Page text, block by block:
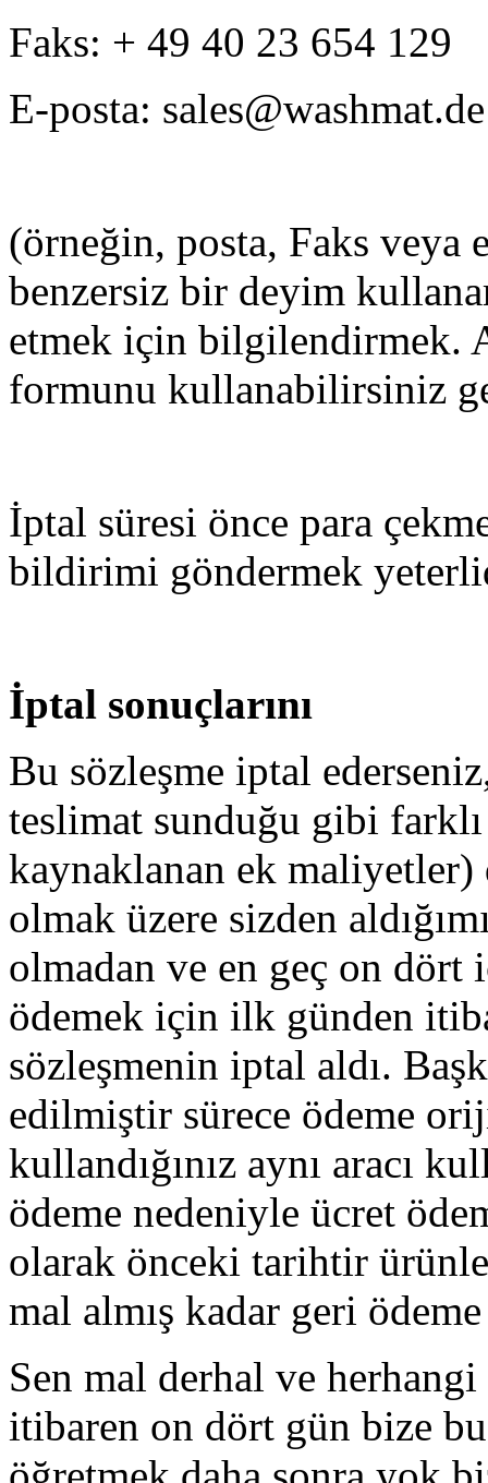
Faks: + 49 40 23 654 129
E-posta: sales@washmat.de
(örneğin, posta, Faks veya
benzersiz bir deyim
etmek için bilgilendirmek.
formunu kullanabilirsiniz
İptal süresi önce para
bildirimi göndermek
İptal sonuçlarını
Bu sözleşme iptal
teslimat sunduğu gibi
kaynaklanan ek maliyetler)
olmak üzere sizden
olmadan ve en geç on
ödemek için ilk günden
sözleşmenin iptal aldı.
edilmiştir sürece ödeme
kullandığınız aynı aracı
ödeme nedeniyle ücret
olarak önceki tarihtir
mal almış kadar geri
Sen mal derhal ve
itibaren on dört gün bize